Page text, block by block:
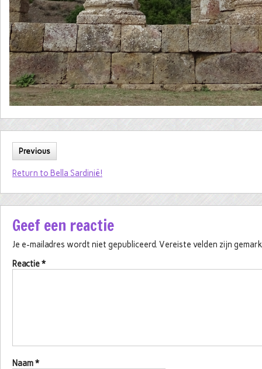
Previous
Return to Bella Sardinië!
Geef een reactie
Je e-mailadres wordt niet gepubliceerd. Vereiste velden zijn
Reactie*
Naam*